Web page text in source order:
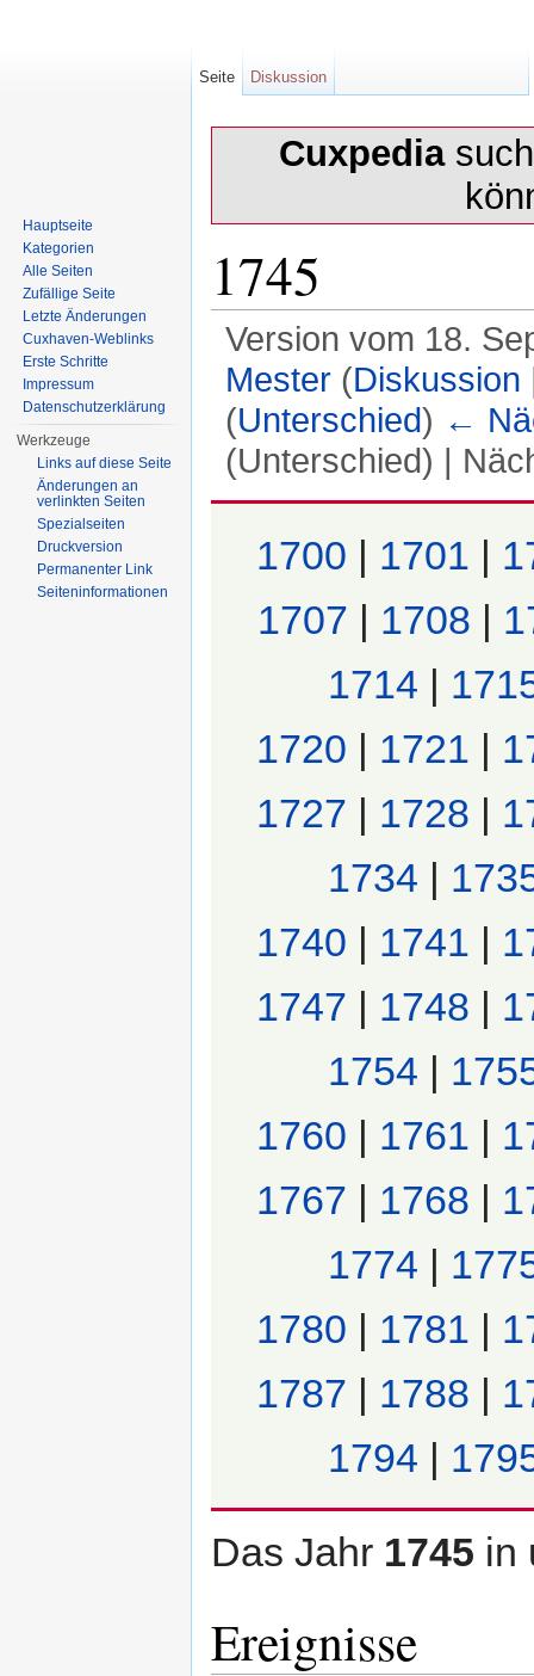
Cuxpedia
1745
Version vom 18.
Mester (Diskussion
(Unterschied) ←
(Unterschied) |
1700 | 1701 |
1707 | 1708 |
1714 |
1720 | 1721 |
1727 | 1728 |
1734 |
1740 | 1741 |
1747 | 1748 |
1754 |
1760 | 1761 |
1767 | 1768 |
1774 |
1780 | 1781 |
1787 | 1788 |
1794 |
Das Jahr 1745 in
Ereignisse
Seite Diskussion
Hauptseite
Kategorien
Alle Seiten
Zufällige Seite
Letzte Änderungen
Cuxhaven-Weblinks
Erste Schritte
Impressum
Datenschutzerklärung
Werkzeuge
Links auf diese Seite
Änderungen an
verlinkten Seiten
Spezialseiten
Druckversion
Permanenter Link
Seiten­informationen